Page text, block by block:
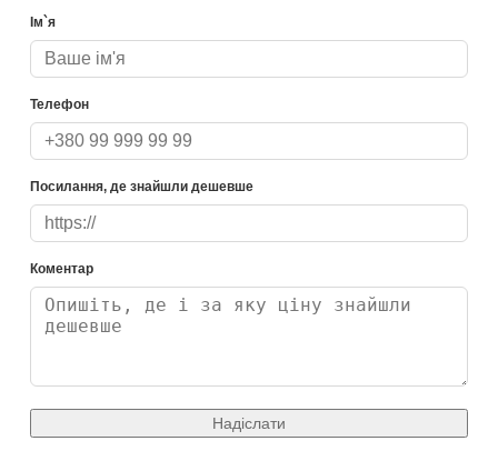
Ім`я
Телефон
Посилання, де знайшли дешевше
Коментар
Надіслати